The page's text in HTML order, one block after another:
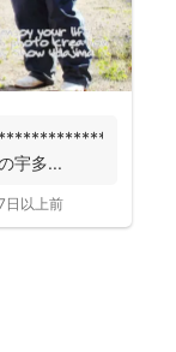
宇多...
日以上前